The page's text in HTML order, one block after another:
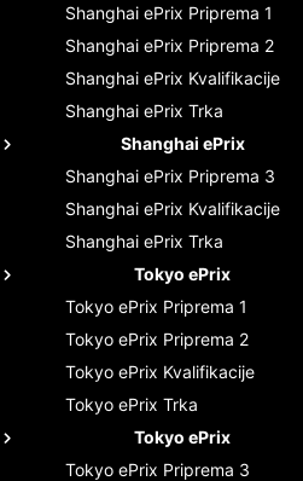
Shanghai ePrix Priprema 1
Shanghai ePrix Priprema 2
Shanghai ePrix Kvalifikacije
Shanghai ePrix Trka
Shanghai ePrix
Shanghai ePrix Priprema 3
Shanghai ePrix Kvalifikacije
Shanghai ePrix Trka
Tokyo ePrix
Tokyo ePrix Priprema 1
Tokyo ePrix Priprema 2
Tokyo ePrix Kvalifikacije
Tokyo ePrix Trka
Tokyo ePrix
Tokyo ePrix Priprema 3